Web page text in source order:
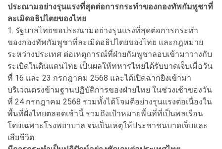
ประณามอย่างรุนแรงที่สุดต่อการกระทำของกองทัพกัมพูชาที่
ละเมิดอธิปไตยของไทย
1. รัฐบาลไทยขอประณามอย่างรุนแรงที่สุดต่อการกระทำ
ของกองทัพกัมพูชาที่ละเมิดอธิปไตยของไทย และกฎหมาย
ระหว่างประเทศ ต่อเหตุการณ์ที่ฝ่ายกัมพูชาลอบเข้ามาวางกับ
ระเบิดในดินแดนไทย เป็นผลให้ทหารไทยได้รับบาดเจ็บเมื่อวัน
ที่ 16 และ 23 กรกฎาคม 2568 และได้เปิดฉากยิงเข้ามา
บริเวณตรงข้ามฐานปฏิบัติการของฝ่ายไทย ในช่วงเช้าของวัน
ที่ 24 กรกฎาคม 2568 รวมทั้งได้โจมตีอย่างรุนแรงต่อเนื่องใน
พื้นที่ฝั่งไทยตลอดเช้านี้ รวมถึงเป้าหมายพื้นที่ที่เป็นพลเรือน
โดยเฉพาะโรงพยาบาล จนเป็นเหตุให้ประชาชนบาดเจ็บและ
เสียชีวิต